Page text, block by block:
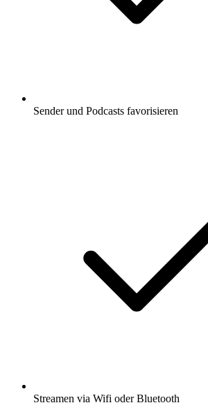
Sender und Podcasts favorisieren
Streamen via Wifi oder Bluetooth